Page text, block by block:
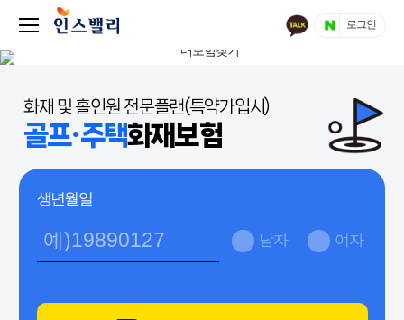
로그인
화재 및 홀인원 전문플랜(특약가입시)
골프·주택화재보험
생년월일
남자 여자